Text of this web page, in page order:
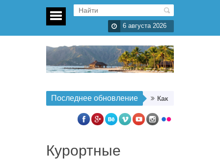
6 августа 2026
Последнее обновление Как организовать
Курортные